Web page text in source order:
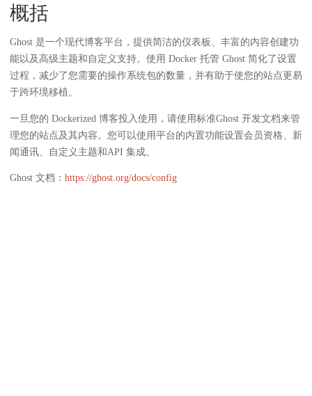
概括
Ghost 是一个现代博客平台，提供简洁的仪表板、丰富的内容创建功
能以及高级主题和自定义支持。使用 Docker 托管 Ghost 简化了设置
过程，减少了您需要的操作系统包的数量，并有助于使您的站点更易
于跨环境移植。
一旦您的 Dockerized 博客投入使用，请使用标准Ghost 开发文档来管
理您的站点及其内容。您可以使用平台的内置功能设置会员资格、新
闻通讯、自定义主题和API 集成。
Ghost 文档： https://ghost.org/docs/config